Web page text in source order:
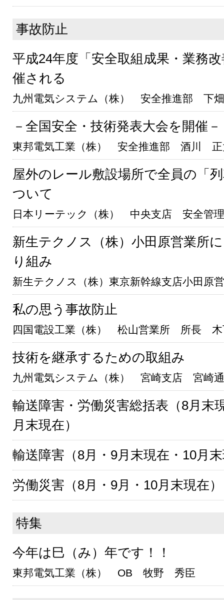
事故防止
平成24年度「安全取組成果・業務
催される
九州電気システム（株） 安全推進部 下
－全国安全・技術発表大会を開催－
東邦電気工業（株） 安全推進部 酒川 正
屋外のレール敷設場所で全員の「
ついて
日本リーテック（株） 中央支店 安全
新生テクノス（株）小田原営業所
り組み
新生テクノス（株）東京新幹線支店小田
私の思う事故防止
四国電設工業（株） 松山営業所 所長
技術を継承するための取組み
九州電気システム（株） 宮崎支店 宮崎
輸送障害・労働災害総括表（8月末
月末現在）
輸送障害（8月・9月末現在・10月
労働災害（8月・9月・10月末現在）
特集
今年は巳（み）年です！！
東邦電気工業（株） OB 牧野 秀臣